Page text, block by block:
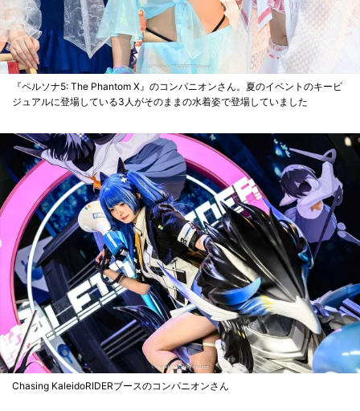
『ペルソナ5: The Phantom X』のコンパニオンさん。夏のイベントのキービ
ジュアルに登場している3人がそのままの水着姿で登場していました
Chasing KaleidoRIDERブースのコンパニオンさん